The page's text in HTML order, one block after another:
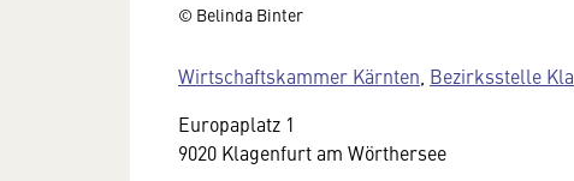
© Belinda Binter
Wirtschaftskammer Kärnten Bezirksstelle
Europaplatz 1
9020 Klagenfurt am Wörthersee